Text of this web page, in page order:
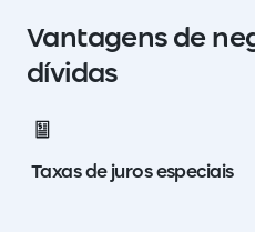
Vantagens de
dívidas
Taxas de juros especiais